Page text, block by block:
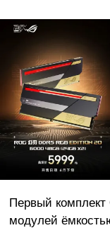
Первый
модулей